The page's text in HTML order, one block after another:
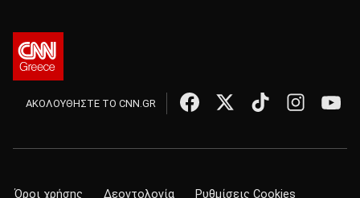
ΑΚΟΛΟΥΘΗΣΤΕ ΤΟ CNN.GR
Όροι χρήσης Δεοντολογία Ρυθμίσεις Cookies